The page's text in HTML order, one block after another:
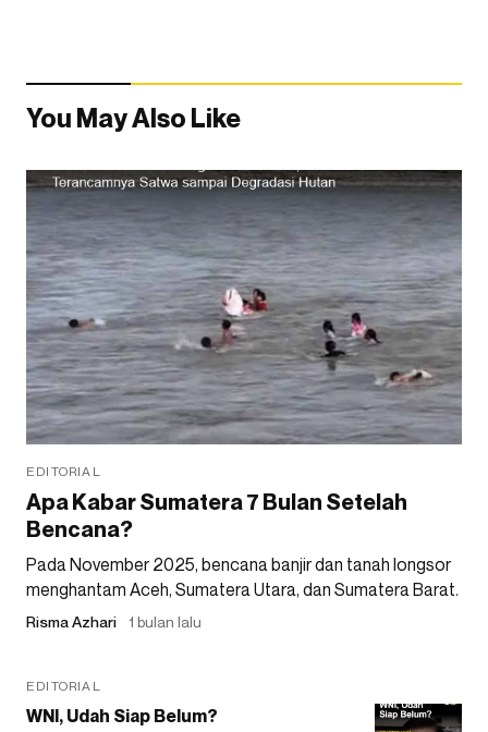
You May Also Like
EDITORIAL
Apa Kabar Sumatera 7 Bulan Setelah
Bencana?
Pada November 2025, bencana banjir dan tanah longsor
menghantam Aceh, Sumatera Utara, dan Sumatera Barat.
Risma Azhari 1 bulan lalu
EDITORIAL
WNI, Udah Siap Belum?